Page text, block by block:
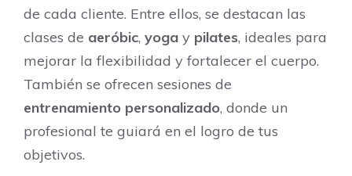
de cada cliente. Entre ellos, se destacan las
clases de aeróbic, yoga y pilates, ideales para
mejorar la flexibilidad y fortalecer el cuerpo.
También se ofrecen sesiones de
entrenamiento personalizado, donde un
profesional te guiará en el logro de tus
objetivos.